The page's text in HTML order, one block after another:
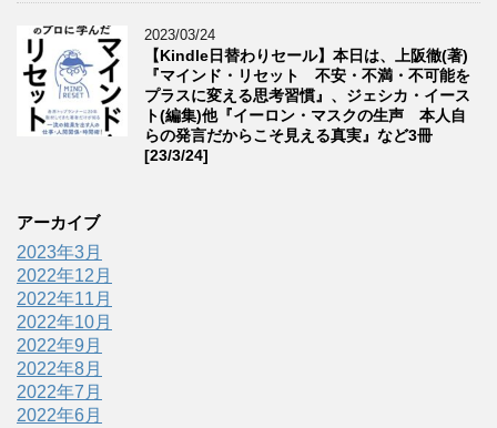
2023/03/24
【Kindle日替わりセール】本日は、上阪徹(著)
『マインド・リセット 不安・不満・不可能を
プラスに変える思考習慣』、ジェシカ・イース
ト(編集)他『イーロン・マスクの生声 本人自
らの発言だからこそ見える真実』など3冊
[23/3/24]
アーカイブ
2023年3月
2022年12月
2022年11月
2022年10月
2022年9月
2022年8月
2022年7月
2022年6月